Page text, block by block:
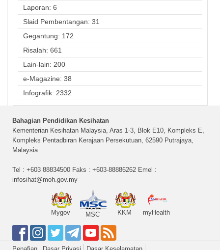
Laporan: 6
Slaid Pembentangan: 31
Gegantung: 172
Risalah: 661
Lain-lain: 200
e-Magazine: 38
Infografik: 2332
Bahagian Pendidikan Kesihatan
Kementerian Kesihatan Malaysia, Aras 1-3, Blok E10, Kompleks E,
Kompleks Pentadbiran Kerajaan Persekutuan, 62590 Putrajaya,
Malaysia.
Tel : +603 88834500 Faks : +603-88886262 Emel :
infosihat@moh.gov.my
Mygov MSC KKM myHealth